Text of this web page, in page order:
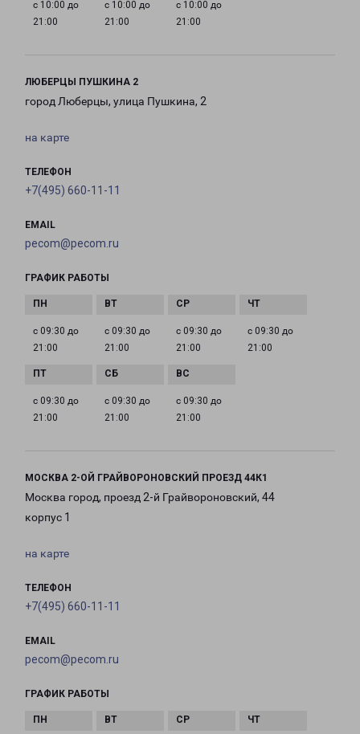
с 10:00 до
21:00
с 10:00 до
21:00
с 10:00 до
21:00
ЛЮБЕРЦЫ ПУШКИНА 2
город Люберцы, улица Пушкина, 2
на карте
ТЕЛЕФОН
+7(495) 660-11-11
EMAIL
pecom@pecom.ru
ГРАФИК РАБОТЫ
с 09:30 до
21:00
с 09:30 до
21:00
с 09:30 до
21:00
с 09:30 до
21:00
с 09:30 до
21:00
с 09:30 до
21:00
с 09:30 до
21:00
МОСКВА 2-ОЙ ГРАЙВОРОНОВСКИЙ ПРОЕЗД 44К1
Москва город, проезд 2-й Грайвороновский, 44
корпус 1
на карте
ТЕЛЕФОН
+7(495) 660-11-11
EMAIL
pecom@pecom.ru
ГРАФИК РАБОТЫ